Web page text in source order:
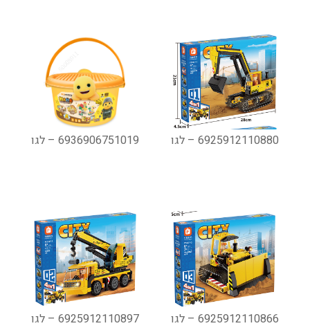
6925912110880 – לגו 6936906751019 – לגו
6925912110866 – לגו 6925912110897 – לגו